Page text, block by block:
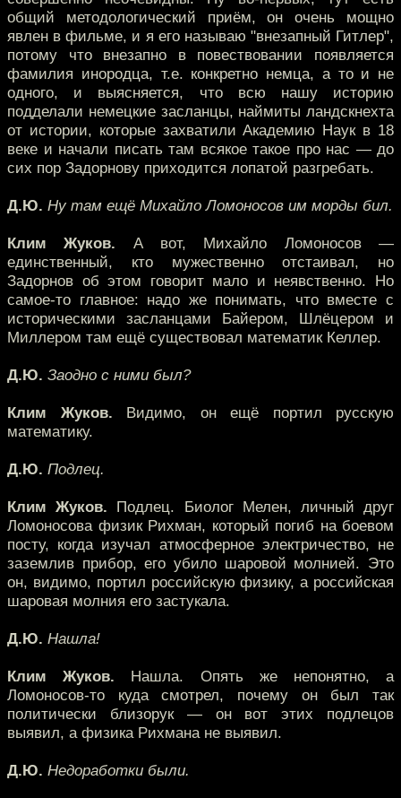
общий методологический приём, он очень мощно
явлен в фильме, и я его называю "внезапный Гитлер",
потому что внезапно в повествовании появляется
фамилия инородца, т.е. конкретно немца, а то и не
одного, и выясняется, что всю нашу историю
подделали немецкие засланцы, наймиты ландскнехта
от истории, которые захватили Академию Наук в 18
веке и начали писать там всякое такое про нас — до
сих пор Задорнову приходится лопатой разгребать.
Д.Ю. Ну там ещё Михайло Ломоносов им морды бил.
Клим Жуков. А вот, Михайло Ломоносов —
единственный, кто мужественно отстаивал, но
Задорнов об этом говорит мало и неявственно. Но
самое-то главное: надо же понимать, что вместе с
историческими засланцами Байером, Шлёцером и
Миллером там ещё существовал математик Келлер.
Д.Ю. Заодно с ними был?
Клим Жуков. Видимо, он ещё портил русскую
математику.
Д.Ю. Подлец.
Клим Жуков. Подлец. Биолог Мелен, личный друг
Ломоносова физик Рихман, который погиб на боевом
посту, когда изучал атмосферное электричество, не
заземлив прибор, его убило шаровой молнией. Это
он, видимо, портил российскую физику, а российская
шаровая молния его застукала.
Д.Ю. Нашла!
Клим Жуков. Нашла. Опять же непонятно, а
Ломоносов-то куда смотрел, почему он был так
политически близорук — он вот этих подлецов
выявил, а физика Рихмана не выявил.
Д.Ю. Недоработки были.